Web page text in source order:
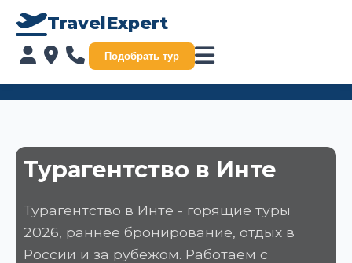
TravelExpert
Подобрать тур
Турагентство в Инте
Турагентство в Инте - горящие туры
2026, раннее бронирование, отдых в
России и за рубежом. Работаем с